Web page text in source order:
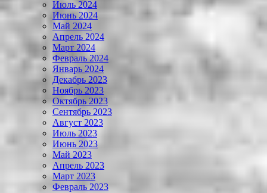
Июль 2024
Июнь 2024
Май 2024
Апрель 2024
Март 2024
Февраль 2024
Январь 2024
Декабрь 2023
Ноябрь 2023
Октябрь 2023
Сентябрь 2023
Август 2023
Июль 2023
Июнь 2023
Май 2023
Апрель 2023
Март 2023
Февраль 2023